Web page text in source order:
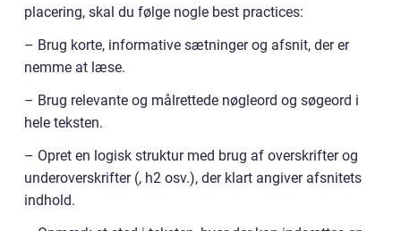
placering, skal du følge nogle best practices:
– Brug korte, informative sætninger og afsnit, der er
nemme at læse.
– Brug relevante og målrettede nøgleord og søgeord i
hele teksten.
– Opret en logisk struktur med brug af overskrifter og
underoverskrifter (, h2 osv.), der klart angiver afsnitets
indhold.